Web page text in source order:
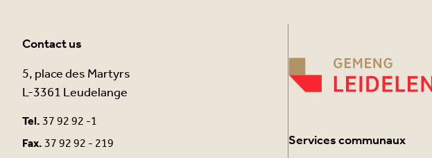
Contact us
5, place des Martyrs
L-3361 Leudelange
Tel.37 92 92 -1
Fax.37 92 92 - 219 Services communaux